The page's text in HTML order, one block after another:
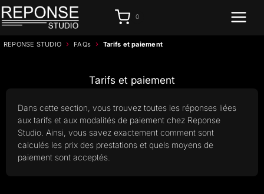
Aller
au
0
REPONSE STUDIO › FAQs › Tarifs et paiement
Tarifs et paiement
Dans cette section, vous trouvez toutes les réponses liées
aux tarifs et aux modalités de paiement chez Reponse
Studio. Ainsi, vous savez exactement comment sont
calculés les prix des prestations et quels moyens de
paiement sont acceptés.